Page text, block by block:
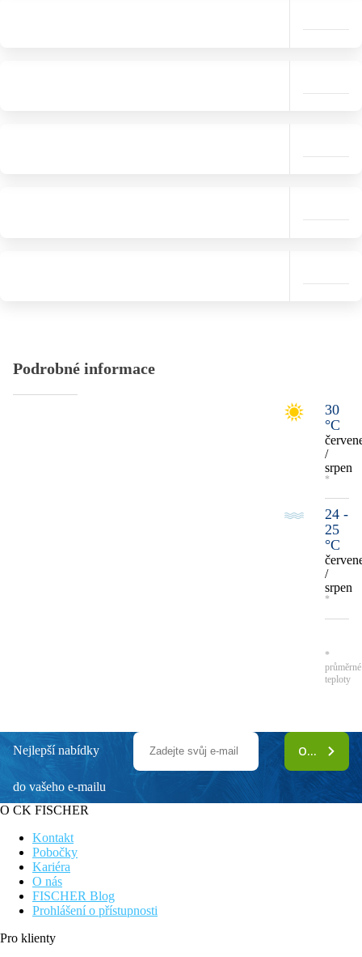
Podrobné informace
30
°C
/
srpen
*
24 -
25
°C
/
srpen
*
*
průměrné
teploty
Nejlepší nabídky
do vašeho e-mailu
ODEBÍRAT
O CK FISCHER
Kontakt
Pobočky
Kariéra
O nás
FISCHER Blog
Prohlášení o přístupnosti
Pro klienty